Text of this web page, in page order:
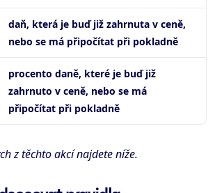
daň, která je buď již zahrnuta v ceně,
nebo se má připočítat při pokladně
procento daně, které je buď již
zahrnuto v ceně, nebo se má
připočítat při pokladně
z těchto akcí najdete níže.